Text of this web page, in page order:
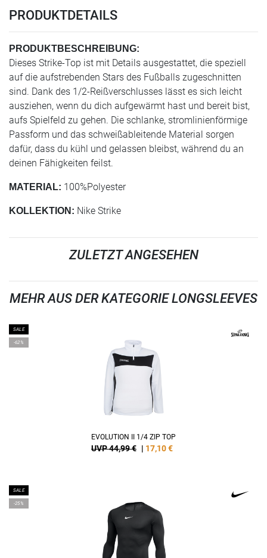
PRODUKTDETAILS
PRODUKTBESCHREIBUNG:
Dieses Strike-Top ist mit Details ausgestattet, die speziell
auf die aufstrebenden Stars des Fußballs zugeschnitten
sind. Dank des 1/2-Reißverschlusses lässt es sich leicht
ausziehen, wenn du dich aufgewärmt hast und bereit bist,
aufs Spielfeld zu gehen. Die schlanke, stromlinienförmige
Passform und das schweißableitende Material sorgen
dafür, dass du kühl und gelassen bleibst, während du an
deinen Fähigkeiten feilst.
MATERIAL: 100%Polyester
KOLLEKTION: Nike Strike
ZULETZT ANGESEHEN
MEHR AUS DER KATEGORIE LONGSLEEVES
SALE
-62%
EVOLUTION II 1/4 ZIP TOP
UVP 44,99 € | 17,10€
SALE
-25%